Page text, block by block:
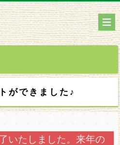
ができました♪
いたしました。来年の